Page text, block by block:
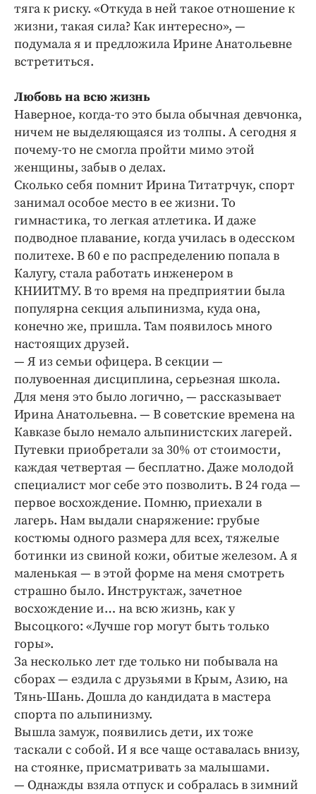
тяга к риску. «Откуда в ней такое отношение к
жизни, такая сила? Как интересно», —
подумала я и предложила Ирине Анатольевне
встретиться.
Любовь на всю жизнь
Наверное, когда-то это была обычная девчонка,
ничем не выделяющаяся из толпы. А сегодня я
почему-то не смогла пройти мимо этой
женщины, забыв о делах.
Сколько себя помнит Ирина Титатрчук, спорт
занимал особое место в ее жизни. То
гимнастика, то легкая атлетика. И даже
подводное плавание, когда училась в одесском
политехе. В 60 е по распределению попала в
Калугу, стала работать инженером в
КНИИТМУ. В то время на предприятии была
популярна секция альпинизма, куда она,
конечно же, пришла. Там появилось много
настоящих друзей.
— Я из семьи офицера. В секции —
полувоенная дисциплина, серьезная школа.
Для меня это было логично, — рассказывает
Ирина Анатольевна. — В советские времена на
Кавказе было немало альпинистских лагерей.
Путевки приобретали за 30% от стоимости,
каждая четвертая — бесплатно. Даже молодой
специалист мог себе это позволить. В 24 года —
первое восхождение. Помню, приехали в
лагерь. Нам выдали снаряжение: грубые
костюмы одного размера для всех, тяжелые
ботинки из свиной кожи, обитые железом. А я
маленькая — в этой форме на меня смотреть
страшно было. Инструктаж, зачетное
восхождение и… на всю жизнь, как у
Высоцкого: «Лучше гор могут быть только
горы».
За несколько лет где только ни побывала на
сборах — ездила с друзьями в Крым, Азию, на
Тянь-Шань. Дошла до кандидата в мастера
спорта по альпинизму.
Вышла замуж, появились дети, их тоже
таскали с собой. И я все чаще оставалась внизу,
на стоянке, присматривать за малышами.
— Однажды взяла отпуск и собралась в зимний